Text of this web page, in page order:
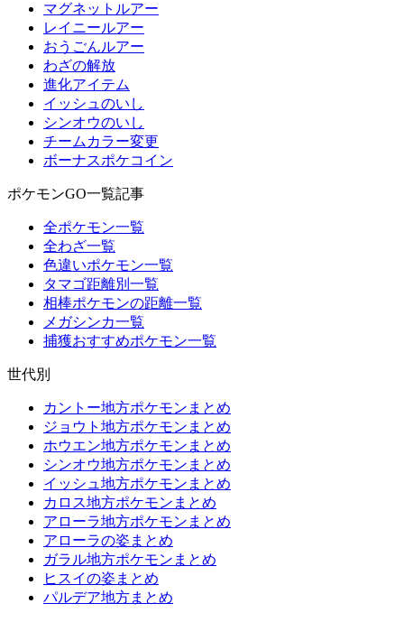
マグネットルアー
レイニールアー
おうごんルアー
わざの解放
進化アイテム
イッシュのいし
シンオウのいし
チームカラー変更
ボーナスポケコイン
ポケモンGO一覧記事
全ポケモン一覧
全わざ一覧
色違いポケモン一覧
タマゴ距離別一覧
相棒ポケモンの距離一覧
メガシンカ一覧
捕獲おすすめポケモン一覧
世代別
カントー地方ポケモンまとめ
ジョウト地方ポケモンまとめ
ホウエン地方ポケモンまとめ
シンオウ地方ポケモンまとめ
イッシュ地方ポケモンまとめ
カロス地方ポケモンまとめ
アローラ地方ポケモンまとめ
アローラの姿まとめ
ガラル地方ポケモンまとめ
ヒスイの姿まとめ
パルデア地方まとめ